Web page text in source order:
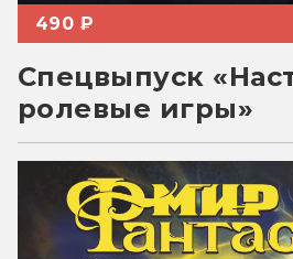
490 ₽
Спецвыпуск
ролевые игры»